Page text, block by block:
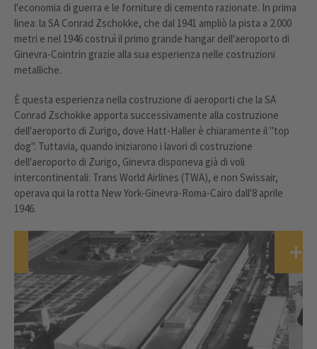
l'economia di guerra e le forniture di cemento razionate. In prima
linea: la SA Conrad Zschokke, che dal 1941 ampliò la pista a 2.000
metri e nel 1946 costruì il primo grande hangar dell'aeroporto di
Ginevra-Cointrin grazie alla sua esperienza nelle costruzioni
metalliche.
È questa esperienza nella costruzione di aeroporti che la SA
Conrad Zschokke apporta successivamente alla costruzione
dell'aeroporto di Zurigo, dove Hatt-Haller è chiaramente il "top
dog". Tuttavia, quando iniziarono i lavori di costruzione
dell'aeroporto di Zurigo, Ginevra disponeva già di voli
intercontinentali: Trans World Airlines (TWA), e non Swissair,
operava qui la rotta New York-Ginevra-Roma-Cairo dall'8 aprile
1946.